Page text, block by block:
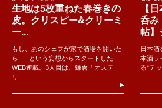
生地は5枚重ねた春巻きの
皮。クリスピー&クリーミ
ー...
もし、あのシェフが家で酒場を開いた
ら......という妄想からスタートした
WEB連載。3人目は、鎌倉「オステ
リ...
【
呑み
帖】
日本酒
本酒ラ
る“テ